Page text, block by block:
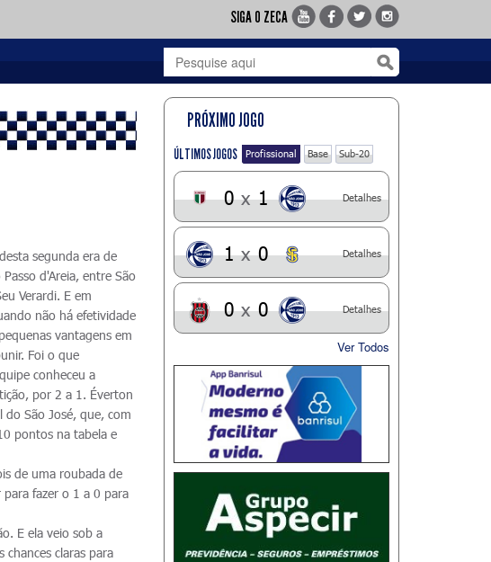
SIGA O ZECA
segunda era de
d'Areia, entre São
Verardi. E em
não há efetividade
vantagens em
Foi o que
conheceu a
por 2 a 1. Éverton
São José, que, com
pontos na tabela e
de uma roubada de
fazer o 1 a 0 para
E ela veio sob a
claras para
PRÓXIMO JOGO
ÚLTIMOS JOGOS Profissional Base Sub-20
0 x 1 Detalhes
1 x 0 Detalhes
0 x 0 Detalhes
Ver Todos